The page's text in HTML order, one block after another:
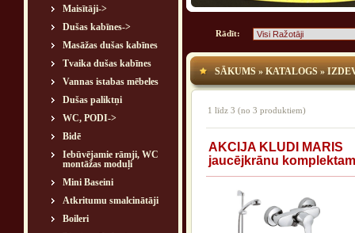
Maisītāji->
Dušas kabīnes->
Masāžas dušas kabīnes
Tvaika dušas kabīnes
Vannas istabas mēbeles
Dušas paliktņi
WC, PODI->
Bidē
Iebūvējamie rāmji, WC
montāžas moduļi
Mini Baseini
Atkritumu smalcinātāji
Boileri
Rādīt:
SĀKUMS»KATALOGS»
1 līdz 3 (no 3 produktiem)
AKCIJA KLUDI MARIS
jaucējkrānu